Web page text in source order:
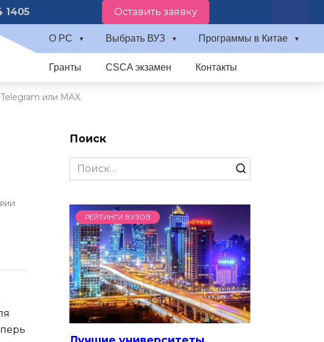
1405 Оставить заявку
О PC Выбрать ВУЗ Программы в Китае
Гранты CSCA экзамен Контакты
или MAX.
Поиск
Search
for:
РЕЙТИНГИ ВУЗОВ